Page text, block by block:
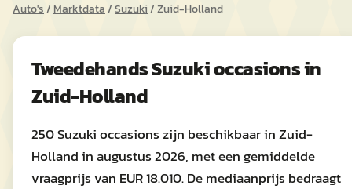
Auto's/Marktdata/Suzuki/Zuid-Holland
TweedehandsSuzukioccasions in
Zuid-Holland
250 Suzuki occasions zijn beschikbaar in Zuid-
Holland in augustus 2026, met een gemiddelde
vraagprijs van EUR 18.010. De mediaanprijs bedraagt